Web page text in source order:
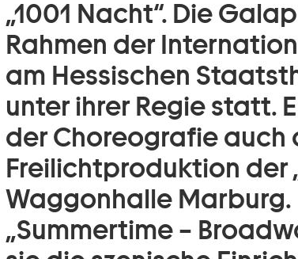
„1001 Nacht“. Die
Rahmen der
am Hessischen
unter ihrer Regie statt.
der Choreografie auch
Freilichtproduktion der
Waggonhalle Marburg.
„Summertime –